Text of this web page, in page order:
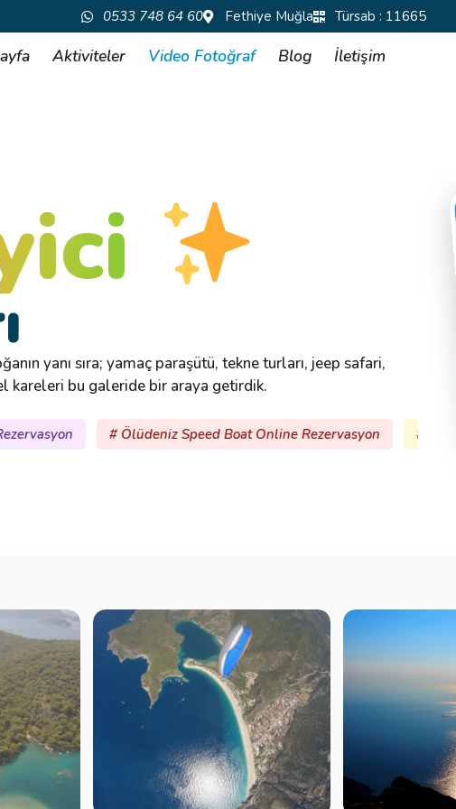
0533 748 64 60 Fethiye Muğla Türsab : 11665
Aktiviteler Video Fotoğraf Blog İletişim
yanı sıra; yamaç paraşütü, tekne turları, jeep safari,
kareleri bu galeride bir araya getirdik.
Boat Online Rezervasyon # Fethiye Jeep Safari Online